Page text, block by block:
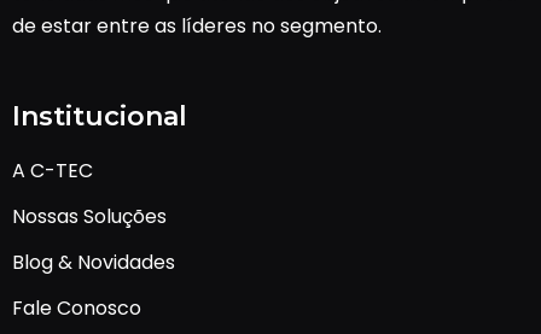
de estar entre as líderes no segmento.
Institucional
A C-TEC
Nossas Soluções
Blog & Novidades
Fale Conosco